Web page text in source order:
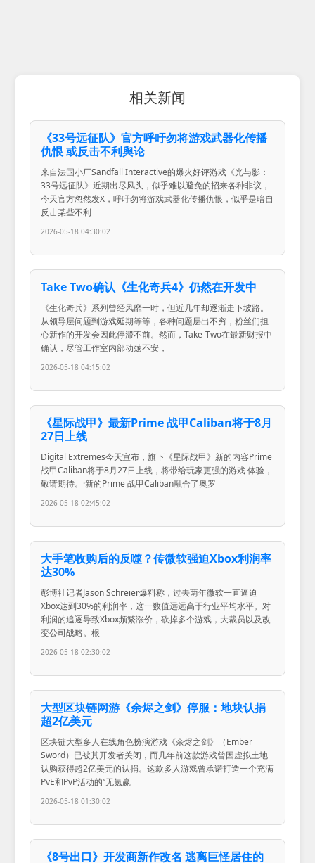
相关新闻
《33号远征队》官方呼吁勿将游戏武器化传播
仇恨 或反击不利舆论
来自法国小厂Sandfall Interactive的爆火好评游戏《光与影：
33号远征队》近期出尽风头，似乎难以避免的招来各种非议，
今天官方忽然发X，呼吁勿将游戏武器化传播仇恨，似乎是暗自
反击某些不利
2026-05-18 04:30:02
Take Two确认《生化奇兵4》仍然在开发中
《生化奇兵》系列曾经风靡一时，但近几年却逐渐走下坡路。
从领导层问题到游戏延期等等，各种问题层出不穷，粉丝们担
心新作的开发会因此停滞不前。然而，Take-Two在最新财报中
确认，尽管工作室内部动荡不安，
2026-05-18 04:15:02
《星际战甲》最新Prime 战甲Caliban将于8月
27日上线
Digital Extremes今天宣布，旗下《星际战甲》新的内容Prime
战甲Caliban将于8月27日上线，将带给玩家更强的游戏 体验，
敬请期待。·新的Prime 战甲Caliban融合了奥罗
2026-05-18 02:45:02
大手笔收购后的反噬？传微软强迫Xbox利润率
达30%
彭博社记者Jason Schreier爆料称，过去两年微软一直逼迫
Xbox达到30%的利润率，这一数值远远高于行业平均水平。对
利润的追逐导致Xbox频繁涨价，砍掉多个游戏，大裁员以及改
变公司战略。根
2026-05-18 02:30:02
大型区块链网游《余烬之剑》停服：地块认捐
超2亿美元
区块链大型多人在线角色扮演游戏《余烬之剑》（Ember
Sword）已被其开发者关闭，而几年前这款游戏曾因虚拟土地
认购获得超2亿美元的认捐。这款多人游戏曾承诺打造一个充满
PvE和PvP活动的“无氪赢
2026-05-18 01:30:02
《8号出口》开发商新作改名 逃离巨怪居住的